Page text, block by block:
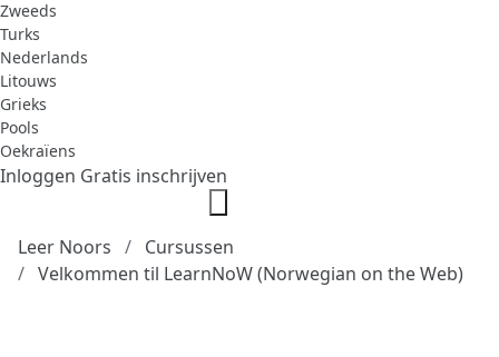
Zweeds
Turks
Nederlands
Litouws
Grieks
Pools
Oekraïens
Inloggen Gratis inschrijven
Leer Noors
Cursussen
Velkommen til LearnNoW (Norwegian on the Web)